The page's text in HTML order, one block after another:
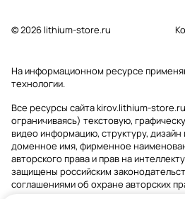
© 2026 lithium-store.ru
На информационном ресурсе
технологии.
Все ресурсы сайта kirov.lithium-
ограничиваясь) текстовую,
видео информацию, структуру,
доменное имя, фирменное
авторского права и прав на
защищены российским
соглашениями об охране авторских